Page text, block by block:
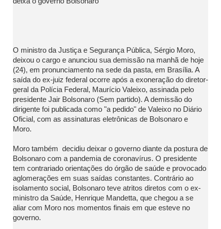
O ministro da Justiça e Segurança Pública, Sérgio Moro,
deixou o cargo e anunciou sua demissão na manhã de hoje
(24), em pronunciamento na sede da pasta, em Brasília. A
saída do ex-juiz federal ocorre após a exoneração do diretor-
geral da Polícia Federal, Maurício Valeixo, assinada pelo
presidente Jair Bolsonaro (Sem partido). A demissão do
dirigente foi publicada como "a pedido" de Valeixo no Diário
Oficial, com as assinaturas eletrônicas de Bolsonaro e
Moro.
Moro também decidiu deixar o governo diante da postura de
Bolsonaro com a pandemia de coronavírus. O presidente
tem contrariado orientações do órgão de saúde e provocado
aglomerações em suas saídas constantes. Contrário ao
isolamento social, Bolsonaro teve atritos diretos com o ex-
ministro da Saúde, Henrique Mandetta, que chegou a se
aliar com Moro nos momentos finais em que esteve no
governo.